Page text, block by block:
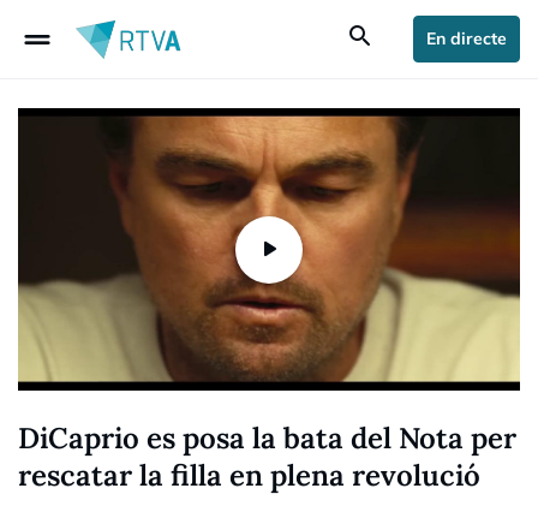
drag_handle search En directe
DiCaprio es posa la bata del Nota per
rescatar la filla en plena revolució